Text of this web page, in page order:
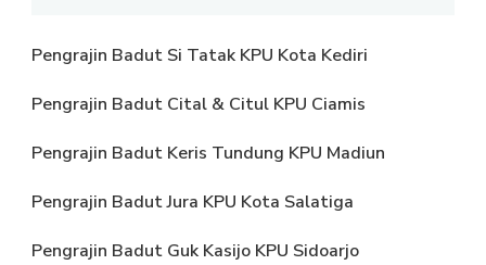
Pengrajin Badut Si Tatak KPU Kota Kediri
Pengrajin Badut Cital & Citul KPU Ciamis
Pengrajin Badut Keris Tundung KPU Madiun
Pengrajin Badut Jura KPU Kota Salatiga
Pengrajin Badut Guk Kasijo KPU Sidoarjo